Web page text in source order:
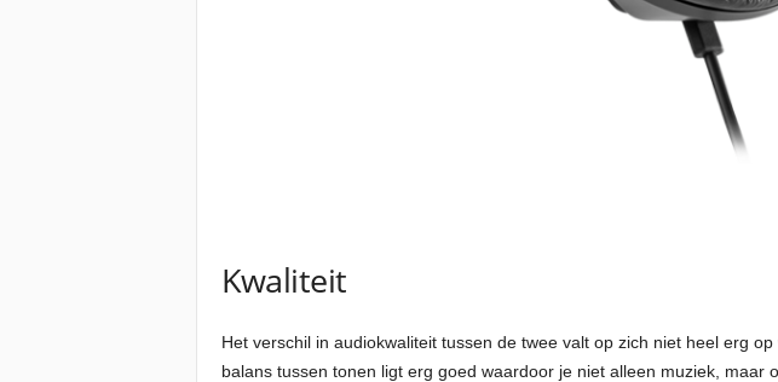
Kwaliteit
Het verschil in audiokwaliteit tussen de twee valt op zich niet heel erg
balans tussen tonen ligt erg goed waardoor je niet alleen muziek,